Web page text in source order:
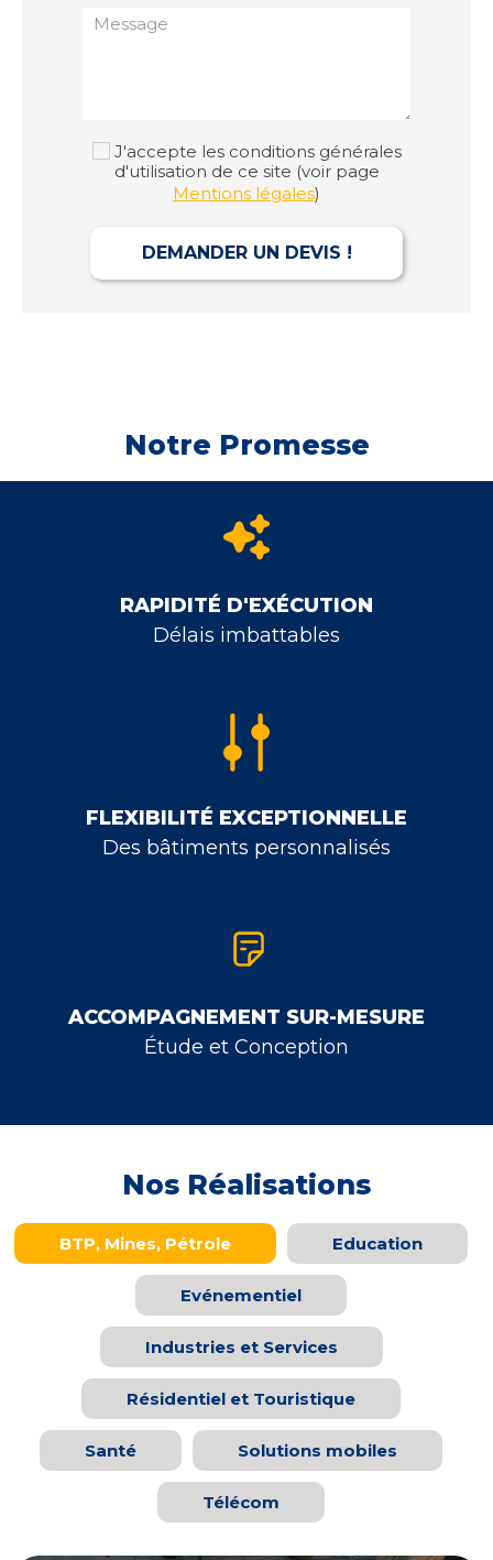
J'accepte les conditions générales
d'utilisation de ce site (voir page
Mentions légales)
DEMANDER UN DEVIS !
Notre Promesse
RAPIDITÉ D'EXÉCUTION
Délais imbattables
FLEXIBILITÉ EXCEPTIONNELLE
Des bâtiments personnalisés
ACCOMPAGNEMENT SUR-MESURE
Étude et Conception
Nos Réalisations
BTP, Mines, Pétrole Education
Evénementiel
Industries et Services
Résidentiel et Touristique
Santé Solutions mobiles
Télécom